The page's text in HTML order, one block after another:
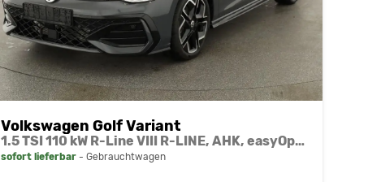
Volkswagen Golf Variant
1.5 TSI 110 kW R-Line VIII R-LINE, AHK, easyOpen, Kamera, LED-Plus, 3-J Garantie
sofort lieferbar Gebrauchtwagen